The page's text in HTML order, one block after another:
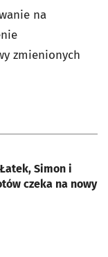
na
zmienionych
Simon i
czeka na nowy